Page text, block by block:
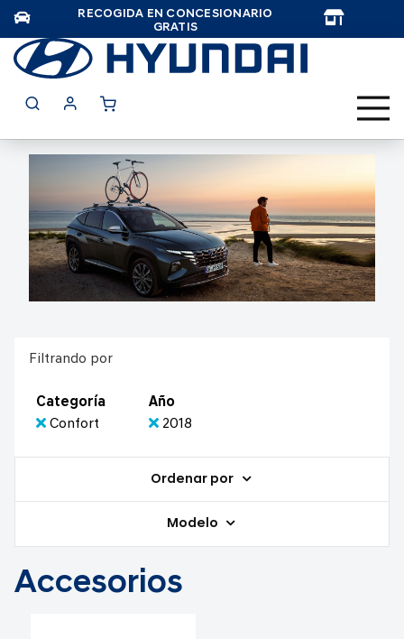
RECOGIDA EN CONCESIONARIO
GRATIS
Filtrando por
Categoría
Confort
Año
2018
Ordenar por
Modelo
Accesorios